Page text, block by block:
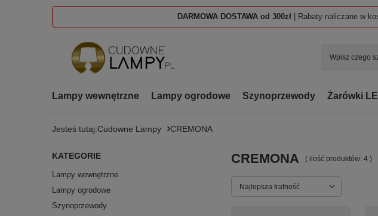
DARMOWA DOSTAWA od 300zł | Rabaty naliczane w
Lampy wewnętrzne Lampy ogrodowe Szynoprzewody Żarówki
Jesteś tutaj:Cudowne Lampy CREMONA
KATEGORIE
Lampy wewnętrzne
Lampy ogrodowe
Szynoprzewody
CREMONA ( ilość produktów: 4 )
Zmień sortowanie
Najlepsza trafność